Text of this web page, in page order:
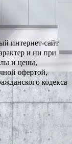
интернет-сайт
и ни при
и цены,
офертой,
кодекса